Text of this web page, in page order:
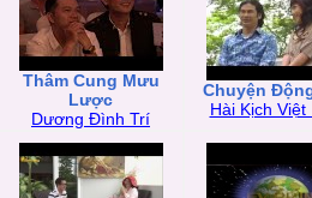
Thâm Cung Mưu
Lược
Dương Đình Trí
Chuyện
Hài Kịch Việt